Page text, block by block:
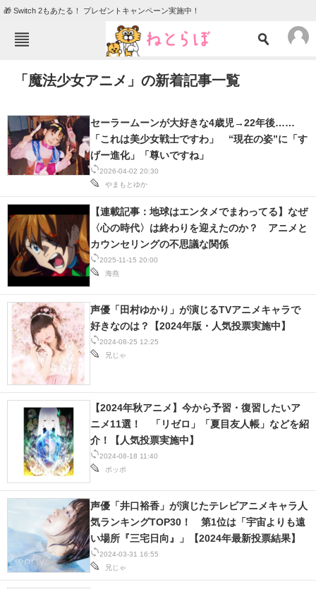
🎁 Switch 2もあたる！ プレゼントキャンペーン実施中！
TOP ニュース
グルメ 地域
住まい 教育・育児
会員記事
メディア
注目記事を集めた総合ページ
ITの今と未来を見通す
スマホと通信の最新トレンド
進化するPCとデバイスの未来
好きが集まる 比べて選べる
ビジネスと働き方のヒント
AI活用のいまが分かる
企業ITのトレンドを詳説
経営リーダーのコミュニティ
マーケ×ITの今がよく分かる
ITエンジニア向け専門サイト
「魔法少女アニメ」の新着記事一覧
2026-04-02 20:30
やまもとゆか
セーラームーンが大好きな4歳児→22年後……
「これは美少女戦士ですわ」 “現在の姿”に「す
げー進化」「尊いですね」
2025-11-15 20:00
海燕
【連載記事：地球はエンタメでまわってる】なぜ
〈心の時代〉は終わりを迎えたのか？ アニメと
カウンセリングの不思議な関係
2024-08-25 12:25
兄じゃ
声優「田村ゆかり」が演じるTVアニメキャラで
好きなのは？【2024年版・人気投票実施中】
2024-08-18 11:40
ポッポ
【2024年秋アニメ】今から予習・復習したいア
ニメ11選！ 「リゼロ」「夏目友人帳」などを紹
介！【人気投票実施中】
2024-03-31 16:55
兄じゃ
声優「井口裕香」が演じたテレビアニメキャラ人
気ランキングTOP30！ 第1位は「宇宙よりも遠
い場所『三宅日向』」【2024年最新投票結果】